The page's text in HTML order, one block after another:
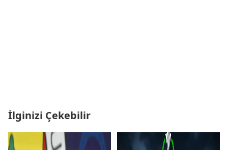
İlginizi Çekebilir